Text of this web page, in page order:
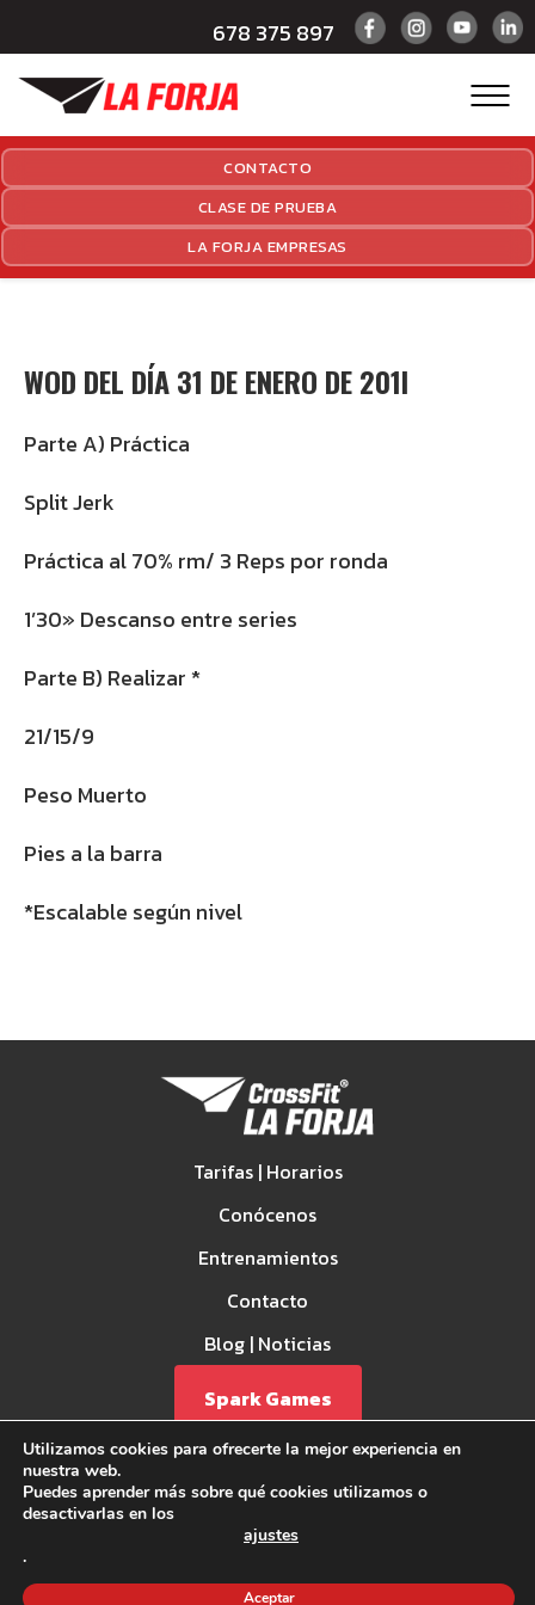
678 375 897
CONTACTO
CLASE DE PRUEBA
LA FORJA EMPRESAS
WOD DEL DÍA 31 DE ENERO DE 201I
Parte A) Práctica
Split Jerk
Práctica al 70% rm/ 3 Reps por ronda
1’30» Descanso entre series
Parte B) Realizar *
21/15/9
Peso Muerto
Pies a la barra
*Escalable según nivel
Tarifas | Horarios
Conócenos
Entrenamientos
Contacto
Blog | Noticias
Spark Games
Aviso Legal
Utilizamos cookies para ofrecerte la mejor experiencia en
nuestra web.
Puedes aprender más sobre qué cookies utilizamos o
desactivarlas en los
ajustes
.
Aceptar